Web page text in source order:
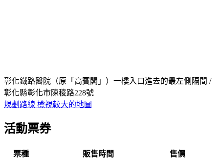
彰化鐵路醫院（原「高賓閣」）一樓入口進去的最左側隔間 /
彰化縣彰化市陳稜路228號
規劃路線 檢視較大的地圖
活動票券
票種 販售時間 售價